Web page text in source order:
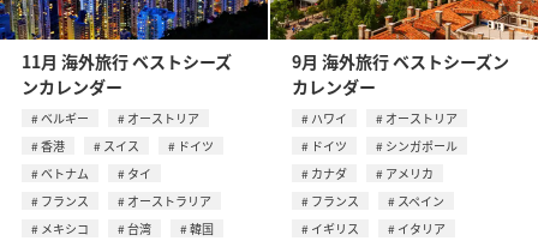
11月 海外旅行 ベストシーズ
ンカレンダー
ベルギー
オーストリア
香港
スイス
ドイツ
ベトナム
タイ
フランス
オーストラリア
メキシコ
台湾
韓国
9月 海外旅行 ベストシーズン
カレンダー
ハワイ
オーストリア
ドイツ
シンガポール
カナダ
アメリカ
フランス
スペイン
イギリス
イタリア